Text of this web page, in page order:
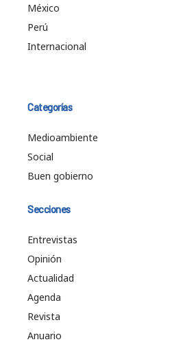
México
Perú
Internacional
Categorías
Medioambiente
Social
Buen gobierno
Secciones
Entrevistas
Opinión
Actualidad
Agenda
Revista
Anuario